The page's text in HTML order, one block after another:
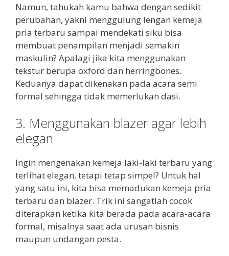
Namun, tahukah kamu bahwa dengan sedikit
perubahan, yakni menggulung lengan kemeja
pria terbaru sampai mendekati siku bisa
membuat penampilan menjadi semakin
maskulin? Apalagi jika kita menggunakan
tekstur berupa oxford dan herringbones.
Keduanya dapat dikenakan pada acara semi
formal sehingga tidak memerlukan dasi.
3. Menggunakan blazer agar lebih
elegan
Ingin mengenakan kemeja laki-laki terbaru yang
terlihat elegan, tetapi tetap simpel? Untuk hal
yang satu ini, kita bisa memadukan kemeja pria
terbaru dan blazer. Trik ini sangatlah cocok
diterapkan ketika kita berada pada acara-acara
formal, misalnya saat ada urusan bisnis
maupun undangan pesta.